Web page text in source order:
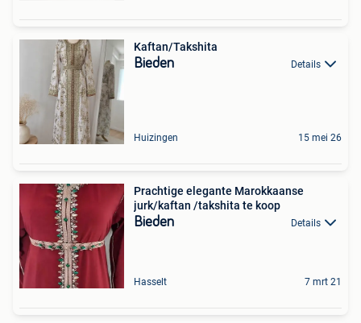
Kaftan/Takshita
Bieden Details
Huizingen 15 mei 26
Prachtige elegante Marokkaanse
jurk/kaftan /takshita te koop
Bieden Details
Hasselt 7 mrt 21